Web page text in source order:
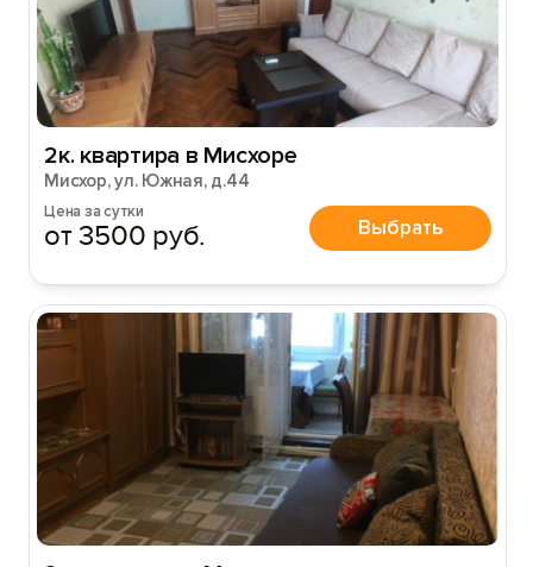
2к. квартира в Мисхоре
Мисхор, ул. Южная, д.44
Цена за сутки
от 3500 руб. Выбрать